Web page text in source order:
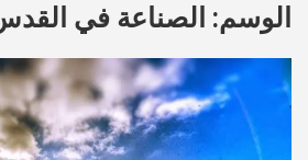
الوسم: الصناعة في